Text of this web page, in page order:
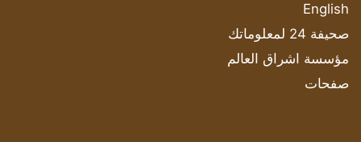
English
صحيفة 24 لمعلوماتك
مؤسسة اشراق العالم
صفحات